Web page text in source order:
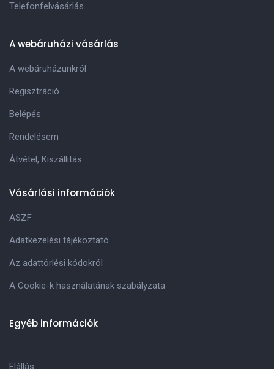
Telefonfelvásárlás
A webáruházi vásárlás
A webáruházunkról
Regisztráció
Belépés
Rendelésem
Átvétel, Kiszállitás
Vásárlási információk
ASZF
Adatkezelési tájékoztató
Az adattörlési kódokról
A Cookie-k használatának szabályzata
Egyéb információk